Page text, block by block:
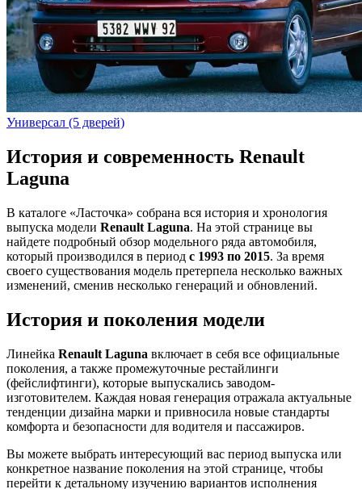
Универсал (5 дверей)
История и современность Renault
Laguna
В каталоге «Ласточка» собрана вся история и хронология
выпуска модели Renault Laguna. На этой странице вы
найдете подробный обзор модельного ряда автомобиля,
который производился в период с 1993 по 2015. За время
своего существования модель претерпела несколько важных
изменений, сменив несколько генераций и обновлений.
История и поколения модели
Линейка Renault Laguna включает в себя все официальные
поколения, а также промежуточные рестайлинги
(фейслифтинги), которые выпускались заводом-
изготовителем. Каждая новая генерация отражала актуальные
тенденции дизайна марки и привносила новые стандарты
комфорта и безопасности для водителя и пассажиров.
Вы можете выбрать интересующий вас период выпуска или
конкретное название поколения на этой странице, чтобы
перейти к детальному изучению вариантов исполнения